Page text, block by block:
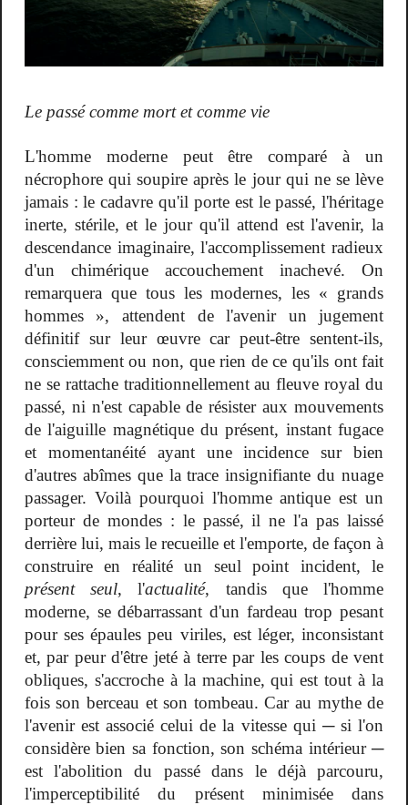
Le passé comme mort et comme vie
L'homme moderne peut être comparé à un
nécrophore qui soupire après le jour qui ne se lève
jamais : le cadavre qu'il porte est le passé, l'héritage
inerte, stérile, et le jour qu'il attend est l'avenir, la
descendance imaginaire, l'accomplissement radieux
d'un chimérique accouchement inachevé. On
remarquera que tous les modernes, les « grands
hommes », attendent de l'avenir un jugement
définitif sur leur œuvre car peut-être sentent-ils,
consciemment ou non, que rien de ce qu'ils ont fait
ne se rattache traditionnellement au fleuve royal du
passé, ni n'est capable de résister aux mouvements
de l'aiguille magnétique du présent, instant fugace
et momentanéité ayant une incidence sur bien
d'autres abîmes que la trace insignifiante du nuage
passager. Voilà pourquoi l'homme antique est un
porteur de mondes : le passé, il ne l'a pas laissé
derrière lui, mais le recueille et l'emporte, de façon à
construire en réalité un seul point incident, le
présent seul, l'actualité, tandis que l'homme
moderne, se débarrassant d'un fardeau trop pesant
pour ses épaules peu viriles, est léger, inconsistant
et, par peur d'être jeté à terre par les coups de vent
obliques, s'accroche à la machine, qui est tout à la
fois son berceau et son tombeau. Car au mythe de
l'avenir est associé celui de la vitesse qui ─ si l'on
considère bien sa fonction, son schéma intérieur ─
est l'abolition du passé dans le déjà parcouru,
l'imperceptibilité du présent minimisée dans